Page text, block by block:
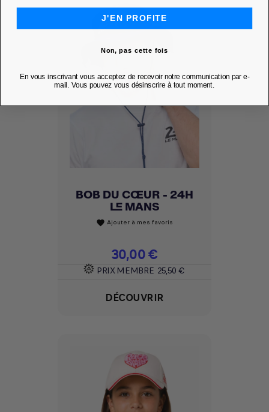
BOB DU CŒUR - 24H
LE MANS
favorite Ajouter à mes favoris
Prix
30,00 €
PRIX MEMBRE 25,50 €
DÉCOUVRIR
J'EN PROFITE
Non, pas cette fois
En vous inscrivant vous acceptez de recevoir notre communication par e-
mail. Vous pouvez vous désinscrire à tout moment.